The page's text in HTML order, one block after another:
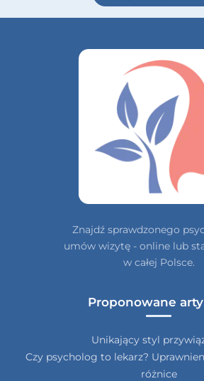
Znajdź sprawdzonego
umów wizytę - online lub
w całej Polsce.
Proponowane
Unikający styl
Czy psycholog to lekarz?
różnice